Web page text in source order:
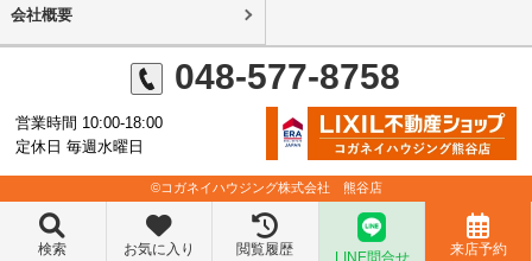
会社概要
048-577-8758
営業時間 10:00-18:00
定休日 毎週水曜日
©コガネイハウジング株式会社 熊谷店
検索 お気に入り 閲覧履歴 LINE問合せ 来店予約